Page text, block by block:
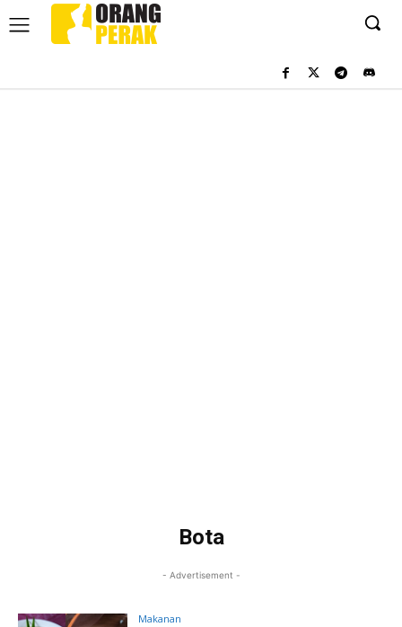
Bota
- Advertisement -
Makanan